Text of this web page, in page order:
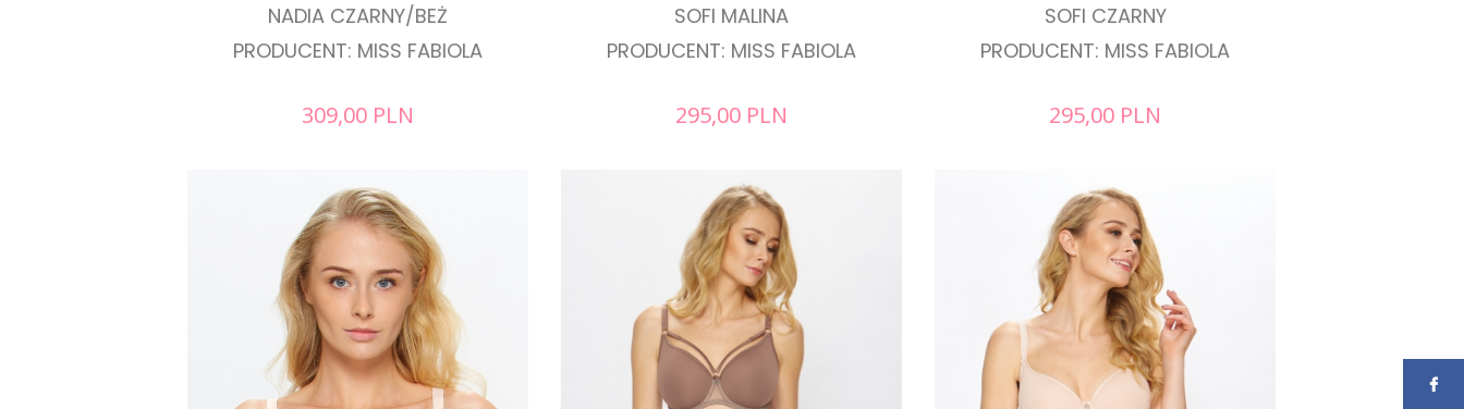
NADIA CZARNY/BEŻ
PRODUCENT: MISS FABIOLA
309,00 PLN
SOFI MALINA
PRODUCENT: MISS FABIOLA
295,00 PLN
SOFI CZARNY
PRODUCENT: MISS FABIOLA
295,00 PLN